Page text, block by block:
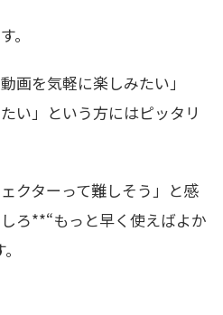
。
画を気軽に楽しみたい」
い」という方にはピッタリ
クターって難しそう」と感
ろ**“もっと早く使えばよか